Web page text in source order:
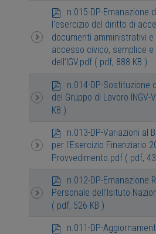
d
f
n.015-DP-Emanazione
l'esercizio del diritto di
documenti amministrativi
accesso civico, semplice e
dell'IGV.pdf ( pdf, 888 KB )
d
f
n.014-DP-Sostituzione
del Gruppo di Lavoro INGV-
KB )
d
f
n.013-DP-Variazioni al
per l'Esercizio Finanziario
Provvedimento.pdf ( pdf,
d
f
n.012-DP-Emanazione
Personale dell'Isituto
( pdf, 526 KB )
n.011-DP-